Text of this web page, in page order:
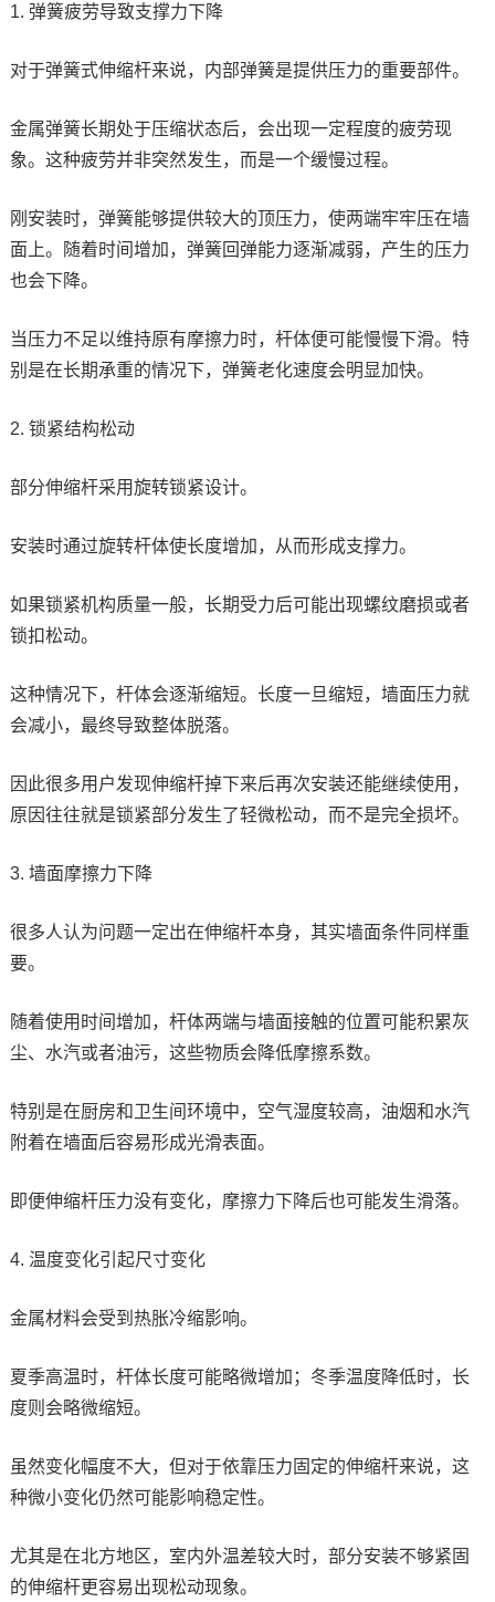
1. 弹簧疲劳导致支撑力下降
对于弹簧式伸缩杆来说，内部弹簧是提供压力的重要部件。
金属弹簧长期处于压缩状态后，会出现一定程度的疲劳现
象。这种疲劳并非突然发生，而是一个缓慢过程。
刚安装时，弹簧能够提供较大的顶压力，使两端牢牢压在墙
面上。随着时间增加，弹簧回弹能力逐渐减弱，产生的压力
也会下降。
当压力不足以维持原有摩擦力时，杆体便可能慢慢下滑。特
别是在长期承重的情况下，弹簧老化速度会明显加快。
2. 锁紧结构松动
部分伸缩杆采用旋转锁紧设计。
安装时通过旋转杆体使长度增加，从而形成支撑力。
如果锁紧机构质量一般，长期受力后可能出现螺纹磨损或者
锁扣松动。
这种情况下，杆体会逐渐缩短。长度一旦缩短，墙面压力就
会减小，最终导致整体脱落。
因此很多用户发现伸缩杆掉下来后再次安装还能继续使用，
原因往往就是锁紧部分发生了轻微松动，而不是完全损坏。
3. 墙面摩擦力下降
很多人认为问题一定出在伸缩杆本身，其实墙面条件同样重
要。
随着使用时间增加，杆体两端与墙面接触的位置可能积累灰
尘、水汽或者油污，这些物质会降低摩擦系数。
特别是在厨房和卫生间环境中，空气湿度较高，油烟和水汽
附着在墙面后容易形成光滑表面。
即便伸缩杆压力没有变化，摩擦力下降后也可能发生滑落。
4. 温度变化引起尺寸变化
金属材料会受到热胀冷缩影响。
夏季高温时，杆体长度可能略微增加；冬季温度降低时，长
度则会略微缩短。
虽然变化幅度不大，但对于依靠压力固定的伸缩杆来说，这
种微小变化仍然可能影响稳定性。
尤其是在北方地区，室内外温差较大时，部分安装不够紧固
的伸缩杆更容易出现松动现象。